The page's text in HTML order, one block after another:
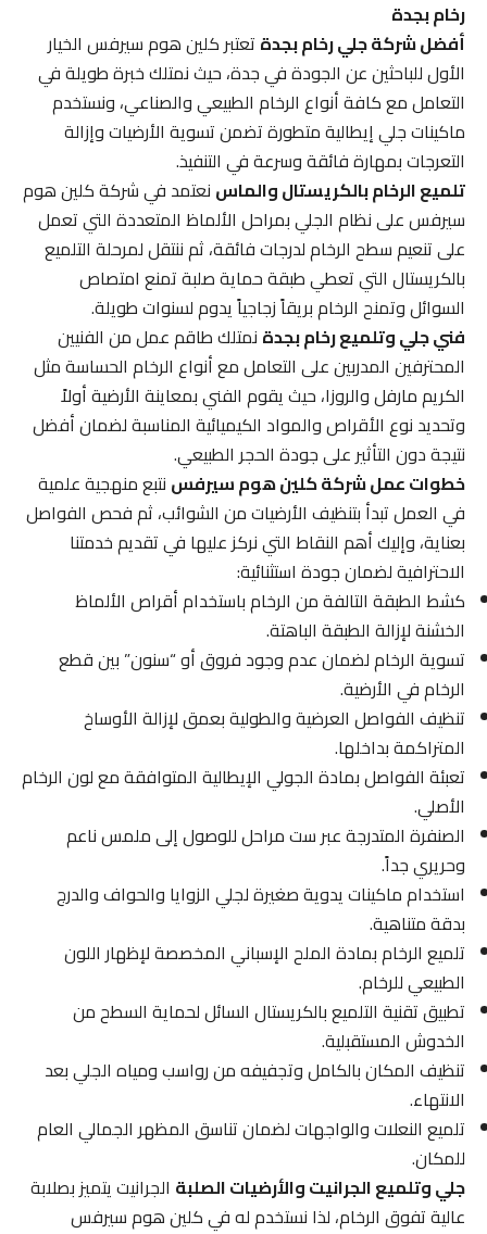
رخام بجدة
أفضل شركة جلي رخام بجدةتعتبر كلين هوم سيرفس الخيار
الأول للباحثين عن الجودة في جدة، حيث نمتلك خبرة طويلة في
التعامل مع كافة أنواع الرخام الطبيعي والصناعي، ونستخدم
ماكينات جلي إيطالية متطورة تضمن تسوية الأرضيات وإزالة
التعرجات بمهارة فائقة وسرعة في التنفيذ.
تلميع الرخام بالكريستال والماسنعتمد في شركة كلين هوم
سيرفس على نظام الجلي بمراحل الألماظ المتعددة التي تعمل
على تنعيم سطح الرخام لدرجات فائقة، ثم ننتقل لمرحلة التلميع
بالكريستال التي تعطي طبقة حماية صلبة تمنع امتصاص
السوائل وتمنح الرخام بريقاً زجاجياً يدوم لسنوات طويلة.
فني جلي وتلميع رخام بجدةنمتلك طاقم عمل من الفنيين
المحترفين المدربين على التعامل مع أنواع الرخام الحساسة مثل
الكريم مارفل والروزا، حيث يقوم الفني بمعاينة الأرضية أولاً
وتحديد نوع الأقراص والمواد الكيميائية المناسبة لضمان أفضل
نتيجة دون التأثير على جودة الحجر الطبيعي.
خطوات عمل شركة كلين هوم سيرفسنتبع منهجية علمية
في العمل تبدأ بتنظيف الأرضيات من الشوائب، ثم فحص الفواصل
بعناية، وإليك أهم النقاط التي نركز عليها في تقديم خدمتنا
الاحترافية لضمان جودة استثنائية:
كشط الطبقة التالفة من الرخام باستخدام أقراص الألماظ
الخشنة لإزالة الطبقة الباهتة.
تسوية الرخام لضمان عدم وجود فروق أو “سنون” بين قطع
الرخام في الأرضية.
تنظيف الفواصل العرضية والطولية بعمق لإزالة الأوساخ
المتراكمة بداخلها.
تعبئة الفواصل بمادة الجولي الإيطالية المتوافقة مع لون الرخام
الأصلي.
الصنفرة المتدرجة عبر ست مراحل للوصول إلى ملمس ناعم
وحريري جداً.
استخدام ماكينات يدوية صغيرة لجلي الزوايا والحواف والدرج
بدقة متناهية.
تلميع الرخام بمادة الملح الإسباني المخصصة لإظهار اللون
الطبيعي للرخام.
تطبيق تقنية التلميع بالكريستال السائل لحماية السطح من
الخدوش المستقبلية.
تنظيف المكان بالكامل وتجفيفه من رواسب ومياه الجلي بعد
الانتهاء.
تلميع النعلات والواجهات لضمان تناسق المظهر الجمالي العام
للمكان.
جلي وتلميع الجرانيت والأرضيات الصلبةالجرانيت يتميز بصلابة
عالية تفوق الرخام، لذا نستخدم له في كلين هوم سيرفس